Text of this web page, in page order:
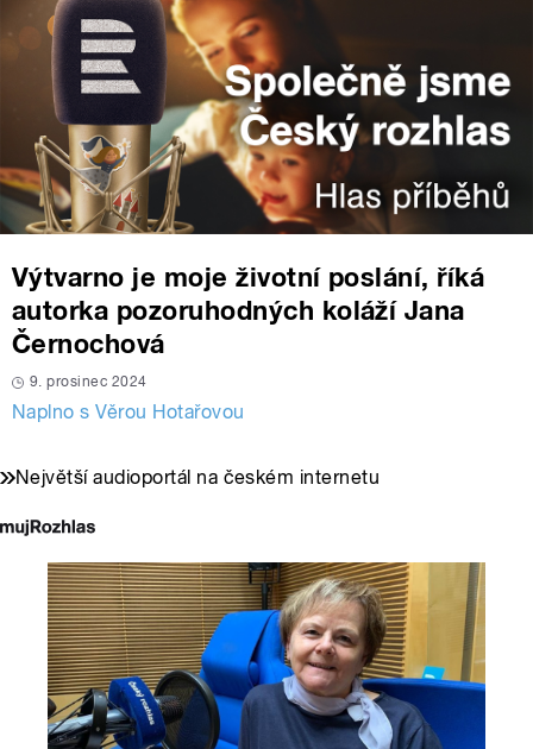
Výtvarno je moje životní poslání, říká
autorka pozoruhodných koláží Jana
Černochová
9. prosinec 2024
Naplno s Věrou Hotařovou
Největší audioportál na českém internetu